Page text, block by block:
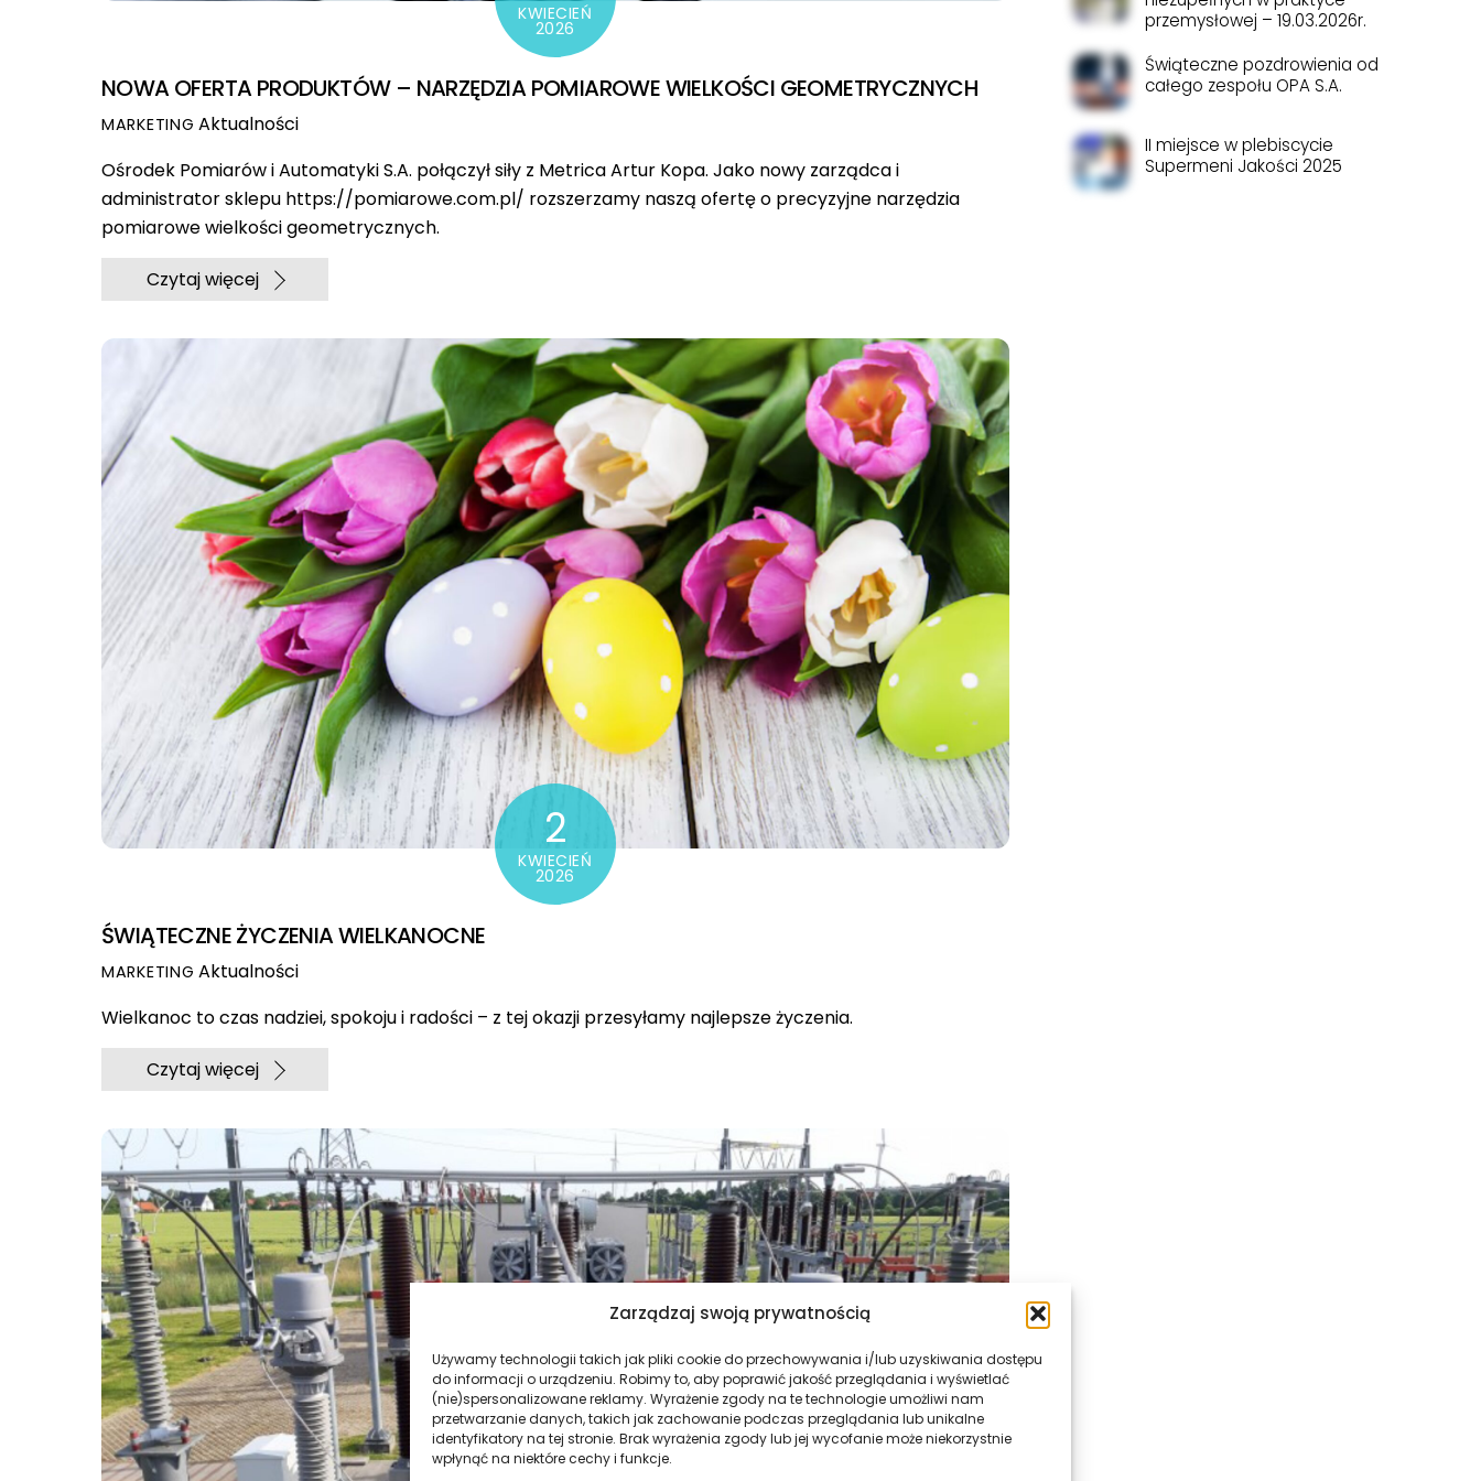
Zarządzaj swoją prywatnością
Używamy technologii takich jak pliki cookie do przechowywania i/lub uzyskiwania dostępu
do informacji o urządzeniu. Robimy to, aby poprawić jakość przeglądania i wyświetlać
(nie)spersonalizowane reklamy. Wyrażenie zgody na te technologie umożliwi nam
przetwarzanie danych, takich jak zachowanie podczas przeglądania lub unikalne
identyfikatory na tej stronie. Brak wyrażenia zgody lub jej wycofanie może niekorzystnie
wpłynąć na niektóre cechy i funkcje.
KWIECIEŃ
2026
NOWA OFERTA PRODUKTÓW – NARZĘDZIA POMIAROWE WIELKOŚCI GEOMETRYCZNYCH
MARKETING Aktualności
Ośrodek Pomiarów i Automatyki S.A. połączył siły z Metrica Artur Kopa. Jako nowy zarządca i
administrator sklepu https://pomiarowe.com.pl/ rozszerzamy naszą ofertę o precyzyjne narzędzia
pomiarowe wielkości geometrycznych.
Czytaj więcej
2
KWIECIEŃ
2026
ŚWIĄTECZNE ŻYCZENIA WIELKANOCNE
MARKETING Aktualności
Wielkanoc to czas nadziei, spokoju i radości – z tej okazji przesyłamy najlepsze życzenia.
Czytaj więcej
przemysłowej – 19.03.2026r.
Świąteczne pozdrowienia od
całego zespołu OPA S.A.
II miejsce w plebiscycie
Supermeni Jakości 2025